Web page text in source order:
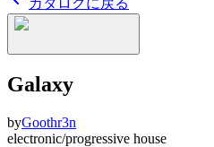
カタログに戻る
Galaxy
byGoothr3n
electronic/progressive house